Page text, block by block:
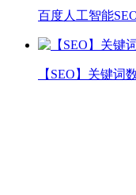
百度人工智能
【SEO】关键词